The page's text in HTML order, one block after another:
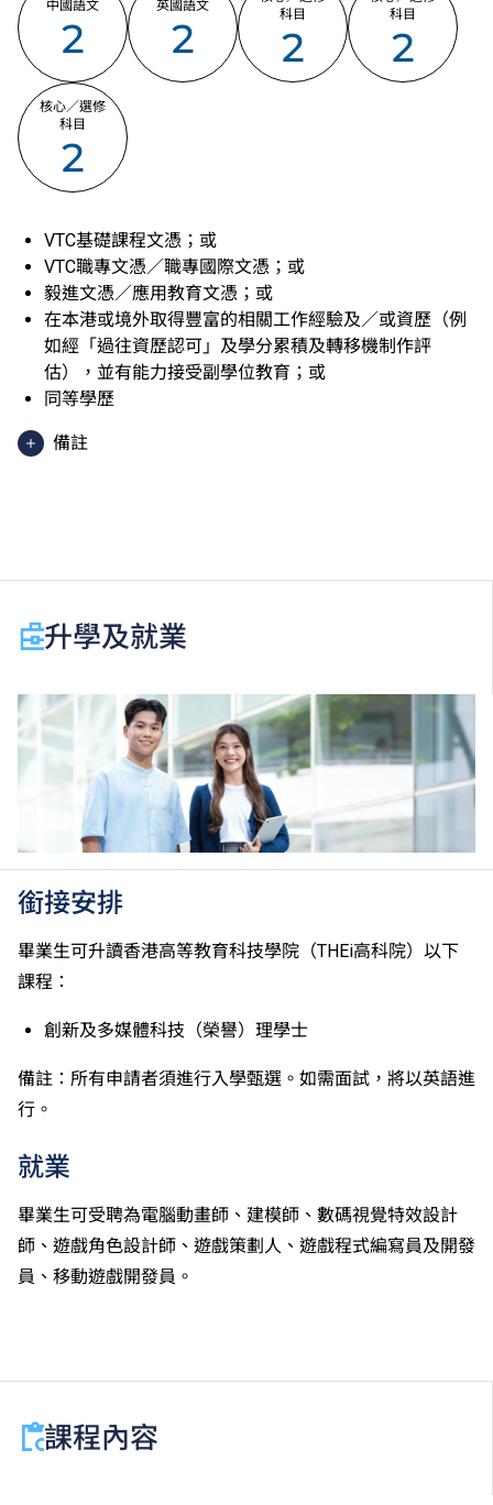
中國語文
2
英國語文
2
科目
2
科目
2
核心／選修
科目
2
VTC基礎課程文憑；或
VTC職專文憑／職專國際文憑；或
毅進文憑／應用教育文憑；或
在本港或境外取得豐富的相關工作經驗及／或資歷（例
如經「過往資歷認可」及學分累積及轉移機制作評
估），並有能力接受副學位教育；或
同等學歷
備註
於申請入學時只可計算一科其他語言科目（丙類科
目）。2024年及以前之其他語言科目取得「D或E級」
香港中學文憑考試科目成績達「第二級」／「第三
級」。 2025年或以後之法語／德語／西班牙語語言能
力水平達A2或以上、日語達N3或以上 及 韓語達TOPIK
II, 3級或以上，均被接受為一般入學條件中的五科之
一。2026年起，烏爾都語成績達E級或以上亦會被接
受。詳情請按 此處。
績，於申請入學時會被視為等同香港中學文憑考試科目
成績達「第二級」。
如五科香港中學文憑考試的其中一科為公民與社會發展
科，一般入學條件為在該科取得「達標」成績，以及在
其他四個香港中學文憑考試科目（包括中國語文和英國
語文）取得第二級或以上成績。另外，數學科延伸部分
（單元一或單元二）第二級或以上成績亦被接受為一般
入學條件中的五科之一。如申請人同時持有單元一及單
以前入讀的學生須完成指定升學單元）的畢業生。
修畢職專國際文憑課程的學生，可按其BTEC及IGCSE
成績，選擇繼續於職業訓練局升讀高級文憑課程。
申請人所遞交的工作經驗及／或資歷，會經有關學系作
個別評核。
升學及就業
銜接安排
畢業生可升讀香港高等教育科技學院（THEi高科院）以下
課程：
創新及多媒體科技（榮譽）理學士
備註：所有申請者須進行入學甄選。如需面試，將以英語進
行。
就業
畢業生可受聘為電腦動畫師、建模師、數碼視覺特效設計
師、遊戲角色設計師、遊戲策劃人、遊戲程式編寫員及開發
員、移動遊戲開發員。
課程內容